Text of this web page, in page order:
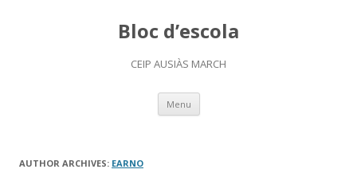
Bloc d’escola
CEIP AUSIÀS MARCH
Menu Skip
content
AUTHOR ARCHIVES: EARNO